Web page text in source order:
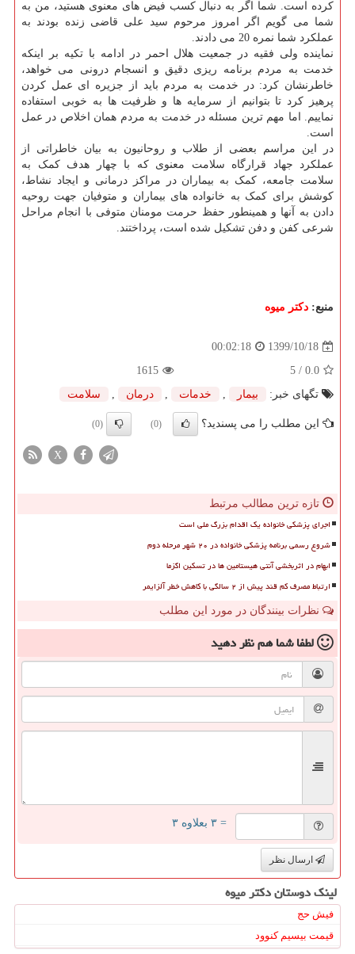
کرده است. شما اگر به دنبال کسب فیض های معنوی هستید، من به
شما می گویم اگر امروز مرحوم سید علی قاضی زنده بودند به
عملکرد شما نمره 20 می دادند.
نماینده ولی فقیه در جمعیت هلال احمر در ادامه با تکیه بر اینکه
خدمت به مردم برنامه ریزی دقیق و انسجام درونی می خواهد،
خاطرنشان کرد: در خدمت به مردم باید از جزیره ای عمل کردن
پرهیز کرد تا بتوانیم از سرمایه ها و ظرفیت ها به خوبی استفاده
نماییم. اما مهم ترین مسئله در خدمت به مردم همان اخلاص در عمل
است.
در این مراسم بعضی از طلاب و روحانیون به بیان خاطراتی از
عملکرد جهاد قرارگاه سلامت معنوی که با چهار هدف کمک به
سلامت جامعه، کمک به بیماران در مراکز درمانی و ایجاد نشاط،
کوشش برای کمک به خانواده های بیماران و متوفیان جهت روحیه
دادن به آنها و همینطور حفظ حرمت مومنان متوفی با انجام مراحل
شرعی کفن و دفن تشکیل شده است، پرداختند.
منبع: دكتر میوه
1399/10/18
00:02:18
0.0
/ 5
1615
تگهای خبر:
بیمار , خدمات , درمان , سلامت
این مطلب را می پسندید؟ (0)
(0)
X
تازه ترین مطالب مرتبط
اجرای پزشکی خانواده یک اقدام بزرگ ملی است
شروع رسمی برنامه پزشکی خانواده در ۲۰ شهر مرحله دوم
ابهام در اثربخشی آنتی هیستامین ها در تسکین اگزما
ارتباط مصرف کم قند پیش از ۲ سالگی با کاهش خطر آلزایمر
نظرات بینندگان در مورد این مطلب
لطفا شما همنظر دهید
= ۳ بعلاوه ۳
ارسال نظر
لینک دوستان دكتر میوه
فیش حج
قیمت بیسیم کنوود